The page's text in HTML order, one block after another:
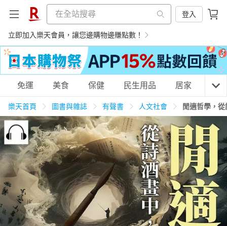
登入
立即加入樂天會員，讓您邊購物邊賺點數！
購物網分類
天天免運 美食蛋糕 養生保健 民生用品
居家生活 3C家電 運動休閒 親子玩具
女裝 男裝 化妝保養 情趣用品
免運 美食 保健 民生用品 居家 3C
樂天首頁 圖書與雜誌 有聲書 人文社會 閒適哲學，